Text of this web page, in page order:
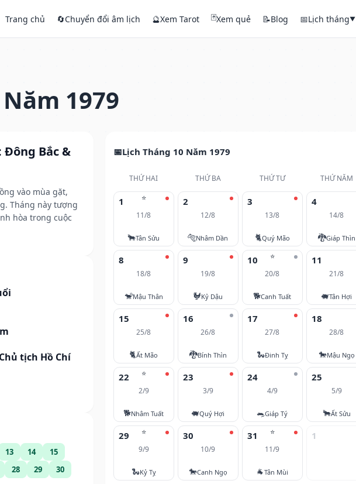
Trang chủ 🔄Chuyển đổi âm lịch 🔮Xem Tarot 🃏Xem quẻ 📝Blog 📅Lịch tháng▼
1979
Bắc &
vào mùa gặt,
Tháng này tượng
hòa trong cuộc
tịch Hồ Chí
13 14
15
28 29
30
Lịch Tháng 10 Năm 1979
THỨ HAI THỨ BA THỨ TƯ THỨ NĂM
⭐
1
11/8
🐂Tân Sửu
2
12/8
🐅Nhâm Dần
3
13/8
🐈Quý Mão
4
14/8
🐉Giáp Thìn
8
18/8
🐒Mậu Thân
9
19/8
🐓Kỷ Dậu
⭐
10
20/8
🐕Canh Tuất
11
21/8
🐖Tân Hợi
15
25/8
🐈Ất Mão
16
26/8
🐉Bính Thìn
17
27/8
🐍Đinh Tỵ
18
28/8
🐎Mậu Ngọ
⭐
22
2/9
🐕Nhâm Tuất
23
3/9
🐖Quý Hợi
24
4/9
🐀Giáp Tý
25
5/9
🐂Ất Sửu
⭐
29
9/9
🐍Kỷ Tỵ
30
10/9
🐎Canh Ngọ
⭐
31
11/9
🐐Tân Mùi
1